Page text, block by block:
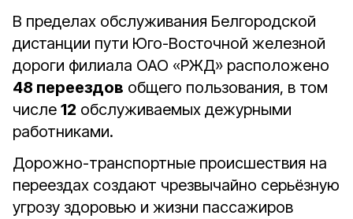
В пределах обслуживания Белгородской
дистанции пути Юго-Восточной железной
дороги филиала ОАО «РЖД» расположено
48 переездов общего пользования, в том
числе 12 обслуживаемых дежурными
работниками.
Дорожно-транспортные происшествия на
переездах создают чрезвычайно серьёзную
угрозу здоровью и жизни пассажиров